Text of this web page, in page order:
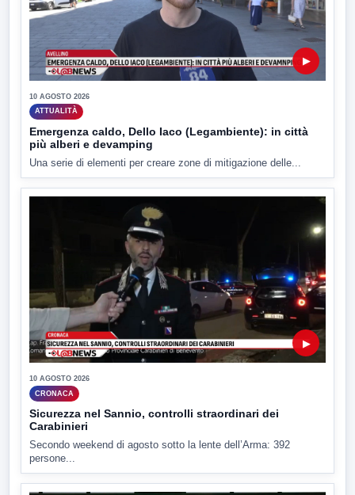
▶
10 AGOSTO 2026
ATTUALITÀ
Emergenza caldo, Dello Iaco (Legambiente): in città
più alberi e devamping
Una serie di elementi per creare zone di mitigazione delle...
▶
10 AGOSTO 2026
CRONACA
Sicurezza nel Sannio, controlli straordinari dei
Carabinieri
Secondo weekend di agosto sotto la lente dell’Arma: 392
persone...